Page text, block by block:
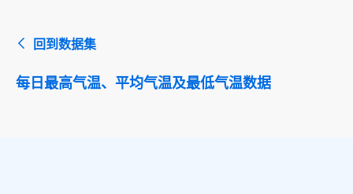
回到数据集
每日最高气温、平均气温及最低气温数据